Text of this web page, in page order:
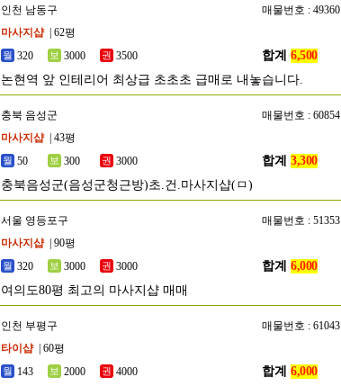
인천 남동구
매물번호 : 49360
마사지샵
| 62평
320
3000 3500 합계 6,500
논현역 앞 인테리어 최상급 초초초 급매로 내놓습니다.
충북 음성군
매물번호 : 60854
마사지샵
| 43평
50
300 3000 합계 3,300
충북음성군(음성군청근방)초.건.마사지샵(ㅁ)
서울 영등포구
매물번호 : 51353
마사지샵
| 90평
320
3000 3000 합계 6,000
여의도80평 최고의 마사지샵 매매
인천 부평구
매물번호 : 61043
타이샵
| 60평
143
2000 4000 합계 6,000